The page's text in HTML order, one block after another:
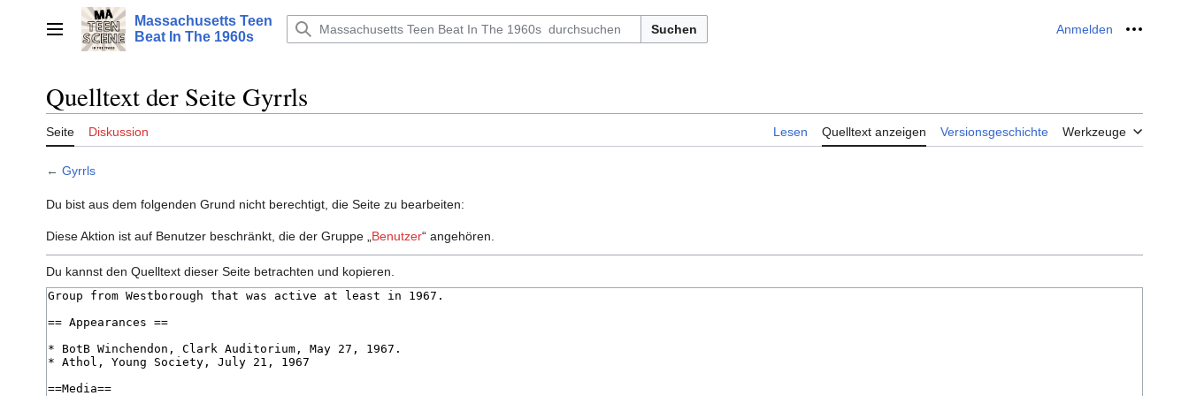
springenHauptmenü
Massachusetts Teen
Beat In The 1960s
Suchen Anmelden Meine
Quelltext der Seite Gyrrls
Seite Diskussion Lesen Quelltext anzeigen Versionsgeschichte Werkzeuge
← Gyrrls
Du bist aus dem folgenden Grund nicht berechtigt, die Seite zu bearbeiten:
Diese Aktion ist auf Benutzer beschränkt, die der Gruppe „ Benutzer“ angehören.
Du kannst den Quelltext dieser Seite betrachten und kopieren.